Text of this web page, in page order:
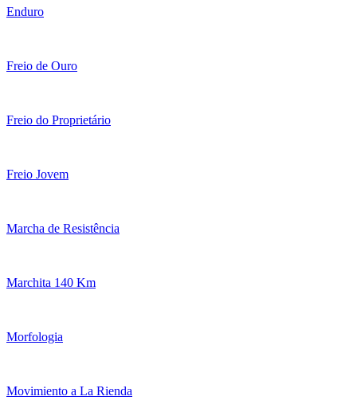
Enduro
Freio de Ouro
Freio do Proprietário
Freio Jovem
Marcha de Resistência
Marchita 140 Km
Morfologia
Movimiento a La Rienda